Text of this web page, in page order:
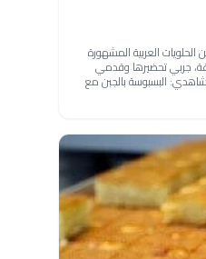
العربية المشهورة
جربي تحضيرها وقدمي
البسبوسة بالجبن مع